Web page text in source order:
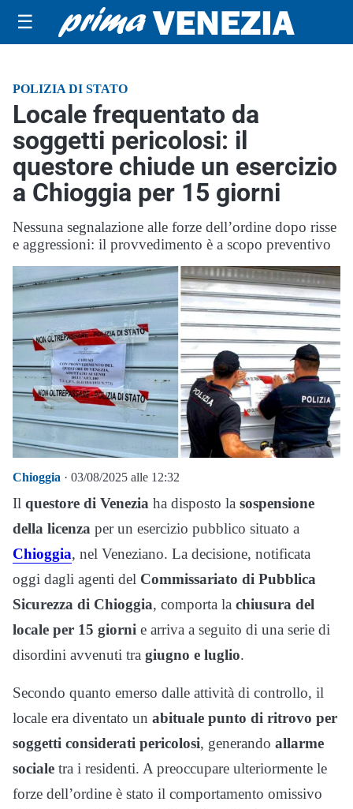
☰
POLIZIA DI STATO
Locale frequentato da
soggetti pericolosi: il
questore chiude un esercizio
a Chioggia per 15 giorni
Nessuna segnalazione alle forze dell’ordine dopo risse
e aggressioni: il provvedimento è a scopo preventivo
Chioggia · 03/08/2025 alle 12:32
Il questore di Venezia ha disposto la sospensione
della licenza per un esercizio pubblico situato a
Chioggia, nel Veneziano. La decisione, notificata
oggi dagli agenti del Commissariato di Pubblica
Sicurezza di Chioggia, comporta la chiusura del
locale per 15 giorni e arriva a seguito di una serie di
disordini avvenuti tra giugno e luglio.
Secondo quanto emerso dalle attività di controllo, il
locale era diventato un abituale punto di ritrovo per
soggetti considerati pericolosi, generando allarme
sociale tra i residenti. A preoccupare ulteriormente le
forze dell’ordine è stato il comportamento omissivo